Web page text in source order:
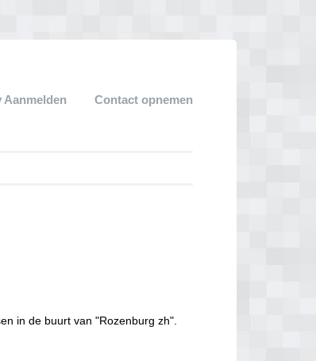
Aanmelden Contact opnemen
in de buurt van "Rozenburg zh".